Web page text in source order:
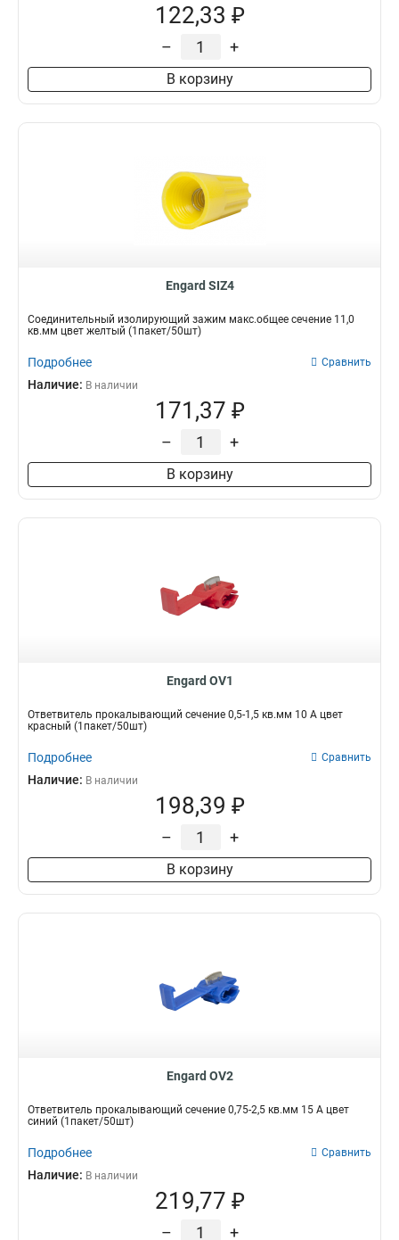
122,33 ₽
– +
В корзину
Engard SIZ4
Соединительный изолирующий зажим макс.общее сечение 11,0
кв.мм цвет желтый (1пакет/50шт)
Подробнее Сравнить
Наличие: В наличии
171,37 ₽
– +
В корзину
Engard OV1
Ответвитель прокалывающий сечение 0,5-1,5 кв.мм 10 А цвет
красный (1пакет/50шт)
Подробнее Сравнить
Наличие: В наличии
198,39 ₽
– +
В корзину
Engard OV2
Ответвитель прокалывающий сечение 0,75-2,5 кв.мм 15 А цвет
синий (1пакет/50шт)
Подробнее Сравнить
Наличие: В наличии
219,77 ₽
– +